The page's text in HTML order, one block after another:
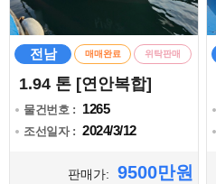
전남 매매완료 위탁판매
1.94 톤 [연안복합]
물건번호 : 1265
조선일자 : 2024/3/12
판매가: 9500만원